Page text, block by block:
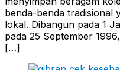
benda-benda tradisional
lokal. Dibangun pada 1
pada 25 September
[…]